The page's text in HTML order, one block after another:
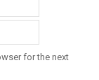
for the next